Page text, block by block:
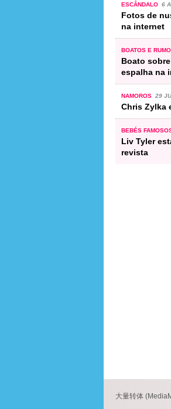
ESCÂNDALO 6
Fotos de
na internet
BOATOS E
Boato
espalha na
NAMOROS 29
Chris Zylka
BEBÉS
Liv Tyler
revista
大量转体